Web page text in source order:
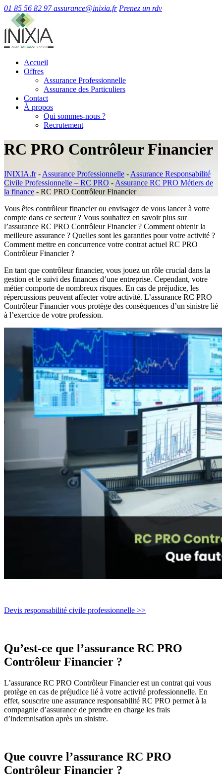
01 85 56 82 97 assurance@inixia.fr Prenez un rdv
Accueil
Offres
Assurance Professionnelle
Assurance des Particuliers
Contact
À propos
Qui sommes-nous ?
Recrutement
RC PRO Contrôleur Financier
INIXIA.fr- Assurance Professionnelle - Assurance Responsabilité
Civile Professionnelle – RC PRO - Assurance RC PRO Métiers de
la finance - RC PRO Contrôleur Financier
Vous êtes contrôleur financier ou envisagez de vous lancer à votre
compte dans ce secteur ? Vous souhaitez en savoir plus sur
l’assurance RC PRO Contrôleur Financier ? Comment obtenir la
meilleure assurance ? Quelles sont les garanties pour votre activité ?
Comment mettre en concurrence votre contrat actuel RC PRO
Contrôleur Financier ?
En tant que contrôleur financier, vous jouez un rôle crucial dans la
gestion et le suivi des finances d’une entreprise. Cependant, votre
métier comporte de nombreux risques. En cas de préjudice, les
répercussions peuvent affecter votre activité. L’assurance RC PRO
Contrôleur Financier vous protège des conséquences d’un sinistre lié
à l’exercice de votre profession.
Devis responsabilité civile professionnelle >>
Qu’est-ce que l’assurance RC PRO
Contrôleur Financier ?
L’assurance RC PRO Contrôleur Financier est un contrat qui vous
protège en cas de préjudice lié à votre activité professionnelle. En
effet, souscrire une assurance responsabilité RC PRO permet à la
compagnie d’assurance de prendre en charge les frais
d’indemnisation après un sinistre.
Que couvre l’assurance RC PRO
Contrôleur Financier ?